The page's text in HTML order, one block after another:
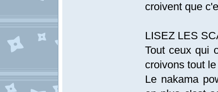
croivent que
LISEZ LES
Tout ceux qui
croivons tout
Le nakama